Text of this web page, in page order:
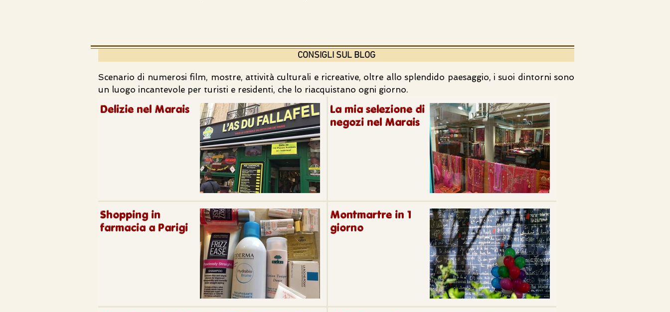
CONSIGLI SUL BLOG
Scenario di numerosi film, mostre, attività culturali e ricreative, oltre allo splendido paesaggio, i suoi dintorni sono
un luogo incantevole per turisti e residenti, che lo riacquistano ogni giorno.
Delizie nel Marais
La mia selezione di
negozi nel Marais
Shopping in
farmacia a Parigi
Montmartre in 1
giorno